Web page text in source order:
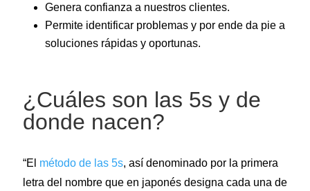
Genera confianza a nuestros clientes.
Permite identificar problemas y por ende da pie a
soluciones rápidas y oportunas.
¿Cuáles son las 5s y de
donde nacen?
“El método de las 5s, así denominado por la primera
letra del nombre que en japonés designa cada una de